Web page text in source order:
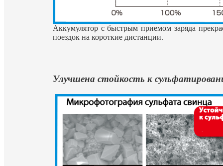
Аккумулятор с быстрым приемом заряда
поездок на короткие дистанции.
Улучшена стойкость к